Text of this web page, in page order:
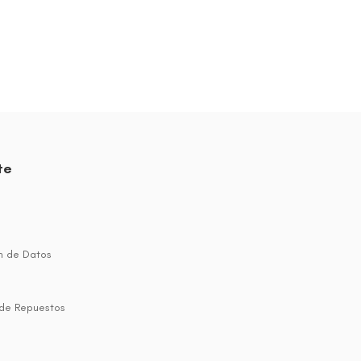
de Datos
Repuestos